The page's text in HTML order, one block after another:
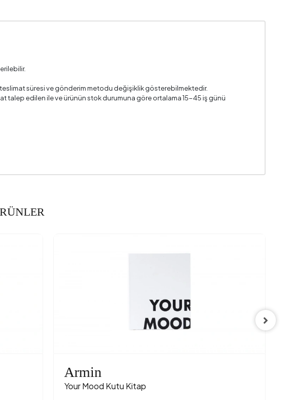
süresi ve gönderim metodu değişiklik gösterebilmektedir.
talep edilen ile ve ürünün stok durumuna göre ortalama 15-45 iş günü
Armin
Your Mood Kutu Kitap